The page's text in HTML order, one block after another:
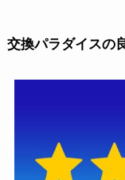
交換パラダイスの